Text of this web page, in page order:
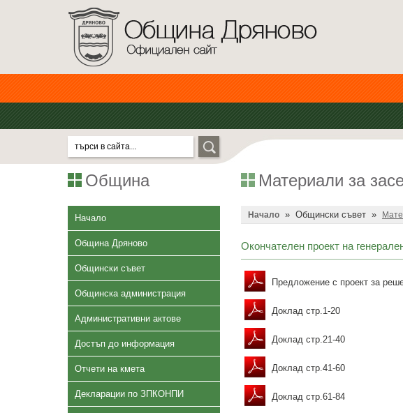
Община
Начало
Община Дряново
Общински съвет
Общинска администрация
Административни актове
Достъп до информация
Отчети на кмета
Декларации по ЗПКОНПИ
Материали за
Начало » Общински съвет »
Окончателен проект на
Предложение с проект за
Доклад стр.1-20
Доклад стр.21-40
Доклад стр.41-60
Доклад стр.61-84